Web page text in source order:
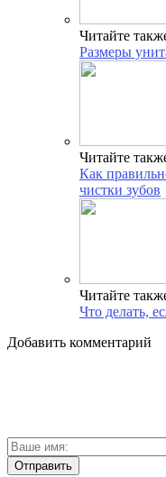
Читайте
Размеры
Читайте
Как
чистки зубов
Читайте
Что делать,
Добавить комментарий